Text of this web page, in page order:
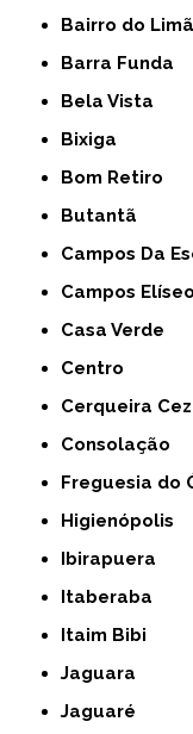
Bairro do
Barra Funda
Bela Vista
Bixiga
Bom Retiro
Butantã
Campos Da
Campos
Casa Verde
Centro
Cerqueira
Consolação
Freguesia do
Higienópolis
Ibirapuera
Itaberaba
Itaim Bibi
Jaguara
Jaguaré